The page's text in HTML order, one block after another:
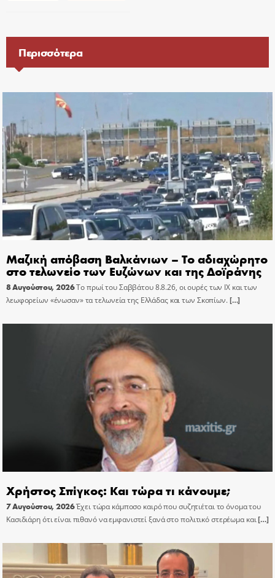
Περισσότερα
Μαζική απόβαση Βαλκάνιων – Το αδιαχώρητο
στο τελωνείο των Ευζώνων και της Δοϊράνης
8 Αυγούστου, 2026Το πρωί του Σαββάτου 8.8.26, οι ουρές των ΙΧ και των
λεωφορείων «ένωσαν» τα τελωνεία της Ελλάδας και των Σκοπίων.[…]
Χρήστος Σπίγκος: Και τώρα τι κάνουμε;
7 Αυγούστου, 2026Έχει τώρα κάμποσο καιρό που συζητιέται το όνομα του
Κασιδιάρη ότι είναι πιθανό να εμφανιστεί ξανά στο πολιτικό στερέωμα και[…]